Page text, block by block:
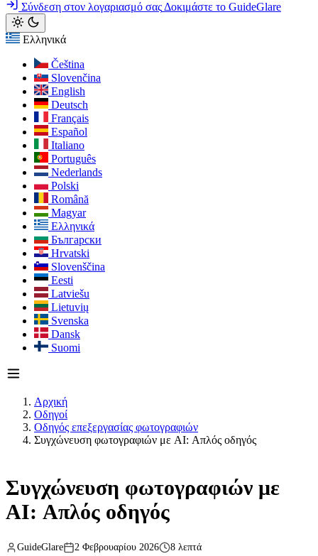
Σύνδεση στον λογαριασμό σαςΔοκιμάστε το GuideGlare
Ελληνικά
Čeština
Slovenčina
English
Deutsch
Français
Español
Italiano
Português
Nederlands
Polski
Română
Magyar
Ελληνικά
Български
Hrvatski
Slovenščina
Eesti
Latviešu
Lietuvių
Svenska
Dansk
Suomi
Αρχική
Οδηγοί
Οδηγός επεξεργασίας φωτογραφιών
Συγχώνευση φωτογραφιών με AI: Απλός οδηγός
Συγχώνευση φωτογραφιών με
AI: Απλός οδηγός
GuideGlare 2 Φεβρουαρίου 2026 8 λεπτά